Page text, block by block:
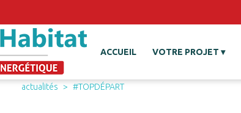
ACCUEIL VOTRE PROJET
actualités #TOPDÉPART